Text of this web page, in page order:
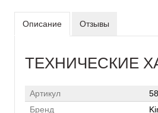
Описание Отзывы
ТЕХНИЧЕСКИЕ
Артикул
Бренд